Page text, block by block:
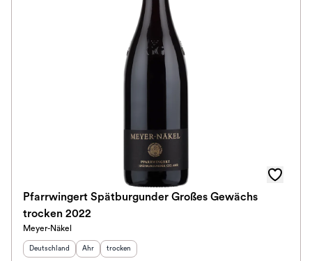
Im Rewe Handel erhältlich
Pfarrwingert Spätburgunder Großes Gewächs
trocken 2022
Meyer-Näkel
Herkunftsland
Deutschland Herkunftsregion
Ahr Geschmack
trocken